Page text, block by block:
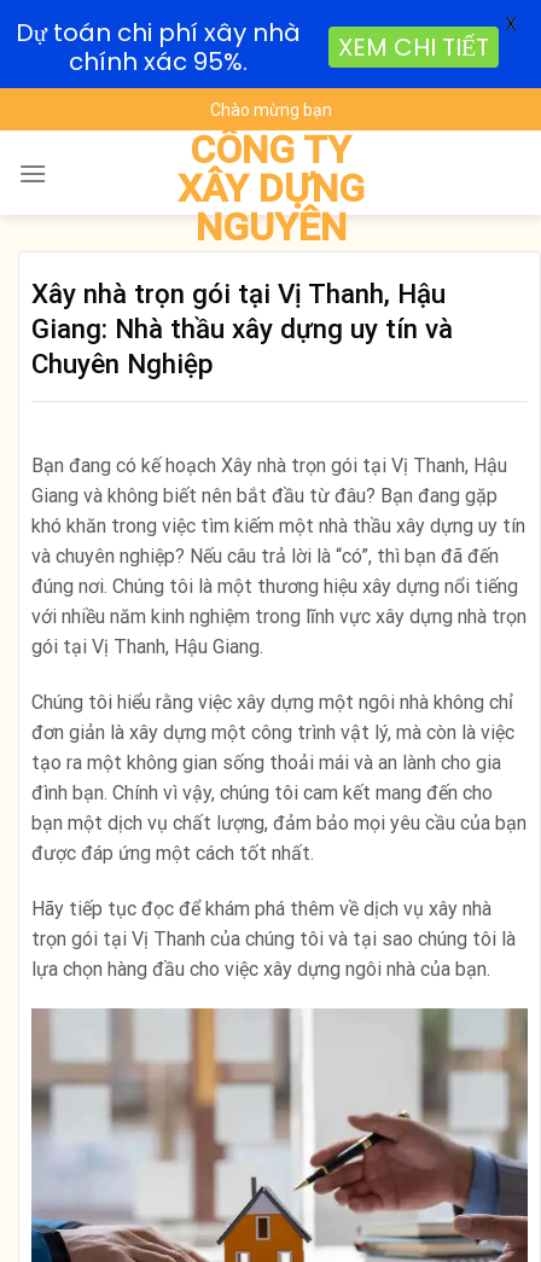
to
content
Chào mừng bạn
CÔNG TY
XÂY DỰNG
NGUYÊN
Xây nhà trọn gói tại Vị Thanh, Hậu
Giang: Nhà thầu xây dựng uy tín và
Chuyên Nghiệp
Bạn đang có kế hoạch Xây nhà trọn gói tại Vị Thanh, Hậu
Giang và không biết nên bắt đầu từ đâu? Bạn đang gặp
khó khăn trong việc tìm kiếm một nhà thầu xây dựng uy tín
và chuyên nghiệp? Nếu câu trả lời là “có”, thì bạn đã đến
đúng nơi. Chúng tôi là một thương hiệu xây dựng nổi tiếng
với nhiều năm kinh nghiệm trong lĩnh vực xây dựng nhà trọn
gói tại Vị Thanh, Hậu Giang.
Chúng tôi hiểu rằng việc xây dựng một ngôi nhà không chỉ
đơn giản là xây dựng một công trình vật lý, mà còn là việc
tạo ra một không gian sống thoải mái và an lành cho gia
đình bạn. Chính vì vậy, chúng tôi cam kết mang đến cho
bạn một dịch vụ chất lượng, đảm bảo mọi yêu cầu của bạn
được đáp ứng một cách tốt nhất.
Hãy tiếp tục đọc để khám phá thêm về dịch vụ xây nhà
trọn gói tại Vị Thanh của chúng tôi và tại sao chúng tôi là
lựa chọn hàng đầu cho việc xây dựng ngôi nhà của bạn.
Dự toán chi phí xây nhà
chính xác 95%.
XEM CHI TIẾT
X